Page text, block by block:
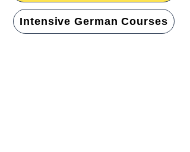
Intensive German Courses